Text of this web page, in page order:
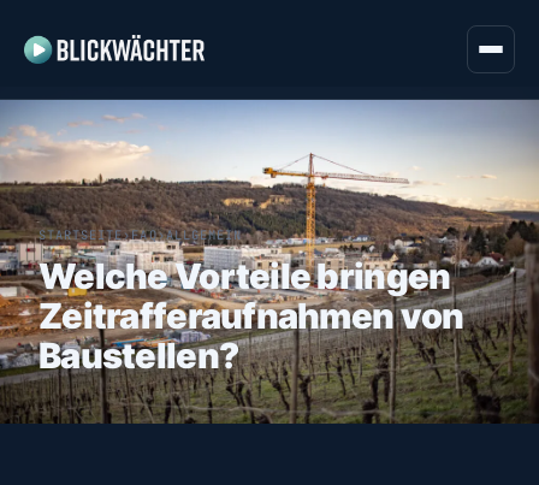
STARTSEITE›FAQ›ALLGEMEIN
Welche Vorteile bringen
Zeitrafferaufnahmen von
Baustellen?